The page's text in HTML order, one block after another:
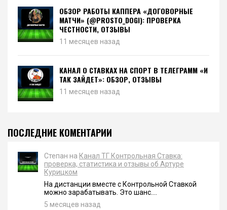
ОБЗОР РАБОТЫ КАППЕРА «ДОГОВОРНЫЕ
МАТЧИ» (@PROSTO_DOGI): ПРОВЕРКА
ЧЕСТНОСТИ, ОТЗЫВЫ
11 месяцев назад
КАНАЛ О СТАВКАХ НА СПОРТ В ТЕЛЕГРАММ «И
ТАК ЗАЙДЕТ»: ОБЗОР, ОТЗЫВЫ
11 месяцев назад
ПОСЛЕДНИЕ КОМЕНТАРИИ
Степан на Канал ТГ Контрольная Ставка:
проверка, статистика и отзывы об Артуре
Курицком
На дистанции вместе с Контрольной Ставкой
можно зарабатывать. Это шанс....
5 месяцев назад